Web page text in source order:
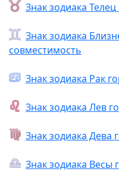
Знак зодиака
Знак зодиака
совместимость
Знак зодиака Рак
Знак зодиака Лев
Знак зодиака Дева
Знак зодиака Весы